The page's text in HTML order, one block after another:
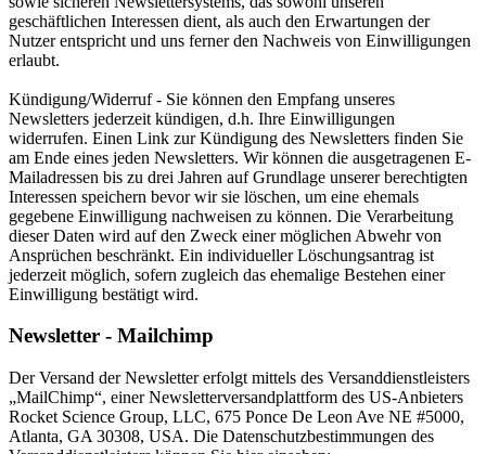
geschäftlichen Interessen dient, als auch den Erwartungen der
Nutzer entspricht und uns ferner den Nachweis von Einwilligungen
erlaubt.
Kündigung/Widerruf - Sie können den Empfang unseres
Newsletters jederzeit kündigen, d.h. Ihre Einwilligungen
widerrufen. Einen Link zur Kündigung des Newsletters finden Sie
am Ende eines jeden Newsletters. Wir können die ausgetragenen E-
Mailadressen bis zu drei Jahren auf Grundlage unserer berechtigten
Interessen speichern bevor wir sie löschen, um eine ehemals
gegebene Einwilligung nachweisen zu können. Die Verarbeitung
dieser Daten wird auf den Zweck einer möglichen Abwehr von
Ansprüchen beschränkt. Ein individueller Löschungsantrag ist
jederzeit möglich, sofern zugleich das ehemalige Bestehen einer
Einwilligung bestätigt wird.
Newsletter - Mailchimp
Der Versand der Newsletter erfolgt mittels des Versanddienstleisters
„MailChimp“, einer Newsletterversandplattform des US-Anbieters
Rocket Science Group, LLC, 675 Ponce De Leon Ave NE #5000,
Atlanta, GA 30308, USA. Die Datenschutzbestimmungen des